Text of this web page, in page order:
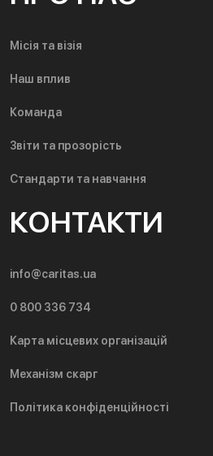
Місія та візія
Наш вплив
Команда
Звіти та прозорість
Стандарти та навчання
КОНТАКТИ
info@caritas.ua
0 800 336 734
Карта місцевих організацій
Механізм скарг
Політика конфіденційності